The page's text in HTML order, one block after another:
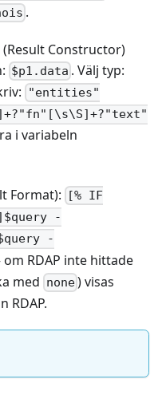
.
(Result Constructor)
$p1.data . Välj typ:
"entities"
i variabeln
Format):
[% IF
-
-
RDAP inte hittade
med none) visas
RDAP.